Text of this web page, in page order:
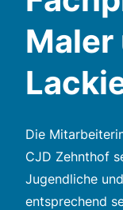
Maler
Die
CJD Zehnthof
Jugendliche
entsprechend